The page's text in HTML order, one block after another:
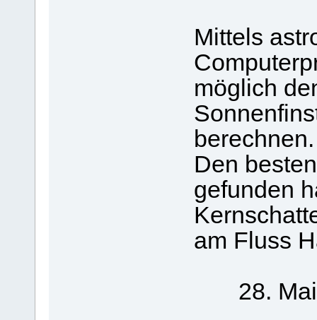
Mittels
möglich
berechnen.
Den
gefunden
am Fluss
28. Mai